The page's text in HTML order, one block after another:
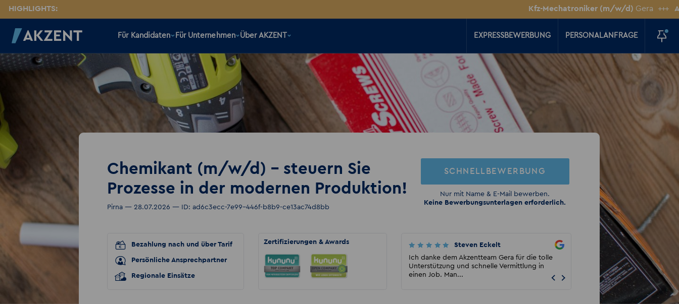
HIGHLIGHTS: Kfz-Mechatroniker (m/w/d)Gera +++
Für Kandidaten Für Unternehmen Über AKZENT EXPRESSBEWERBUNG PERSONALANFRAGE
Chemikant (m/w/d) – steuern Sie
Prozesse in der modernen Produktion!
Pirna — 28.07.2026 — ID: ad6c3ecc-7e99-446f-b8b9-ce13ac74d8bb
SCHNELLBEWERBUNG
Nur mit Name & E-Mail bewerben.
Keine Bewerbungsunterlagen erforderlich.
Bezahlung nach und über Tarif
Persönliche Ansprechpartner
Regionale Einsätze
Zertifizierungen & Awards
Marion
Ich war nun schon 2 mal dort und würde
immer wieder diese zeitarbeitsfirma nehmen.
Sie sind zuverläs...
Steven Eckelt
Ich danke dem Akzentteam Gera für die tolle
Unterstützung und schnelle Vermittlung in
einen Job. Man...
A. Schwerdtner
Kann mich den Kommentatoren
anschließen. Wirklich rein gar
zu spüren, dass ma...